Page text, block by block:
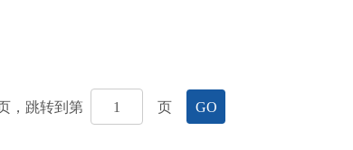
，跳转到第 页 GO